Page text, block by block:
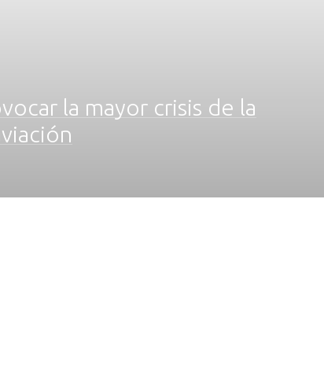
la mayor crisis de la